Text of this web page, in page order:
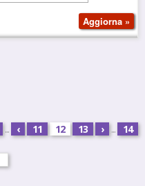
... ‹ 11 12 13 › ... 14